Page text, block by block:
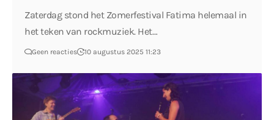
Zaterdag stond het Zomerfestival Fatima helemaal in
het teken van rockmuziek. Het…
Geen reacties 10 augustus 2025 11:23